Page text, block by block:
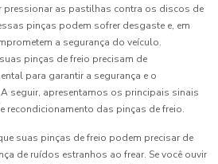
pressionar as pastilhas contra os discos de
pinças podem sofrer desgaste e, em
a segurança do veículo.
pinças de freio precisam de
para garantir a segurança e o
seguir, apresentamos os principais sinais
recondicionamento das pinças de freio.
suas pinças de freio podem precisar de
de ruídos estranhos ao frear. Se você ouvir